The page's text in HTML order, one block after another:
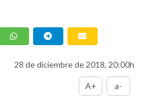
28 de diciembre de 2018, 20:00h
A+ a-